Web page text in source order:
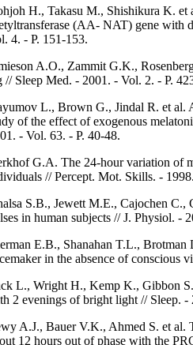
H., Takasu M., Shishikura K. et
(AA- NAT) gene with
4. - P. 151-153.
A.O., Zammit G.K.,
// Sleep Med. - 2001. - Vol. 2. - P.
L., Brown G., Jindal R. et al.
of the effect of exogenous
- Vol. 63. - P. 40-48.
G.A. The 24-hour variation of
// Percept. Mot. Skills. -
S.B., Jewett M.E., Cajochen C.,
in human subjects // J. Physiol. -
E.B., Shanahan T.L., Brotman
in the absence of conscious
L., Wright H., Kemp K., Gibbon
2 evenings of bright light // Sleep. -
A.J., Bauer V.K., Ahmed S. et al.
12 hours out of phase with the